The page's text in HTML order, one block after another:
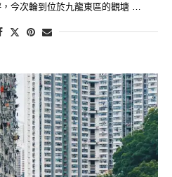
今次輪到位於九龍東區的觀塘 …